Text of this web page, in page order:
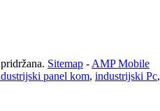
Sitemap - AMP Mobile
panel kom, industrijski Pc,